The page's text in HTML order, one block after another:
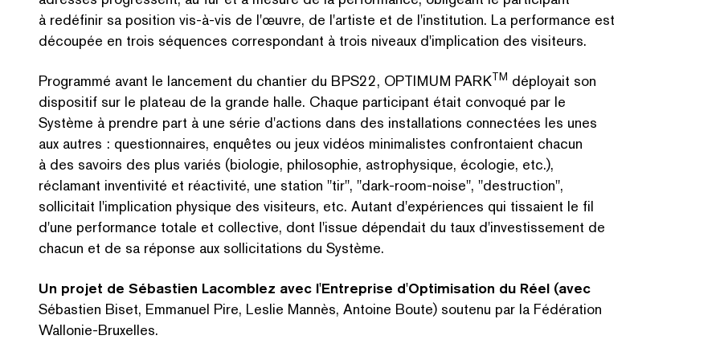
à redéfinir sa position vis-à-vis de l'œuvre, de l'artiste et de l'institution. La performance est
découpée en trois séquences cor­re­spon­dant à trois niveaux d'implication des visiteurs.
Programmé avant le lancement du chantier du BPS22, OPTIMUM PARKTM déployait son
dispositif sur le plateau de la grande halle. Chaque participant était convoqué par le
Système à prendre part à une série d'actions dans des instal­la­tions connectées les unes
aux autres : ques­tion­naires, enquêtes ou jeux vidéos min­i­mal­istes con­frontaient chacun
à des savoirs des plus variés (biologie, philosophie, astro­physique, écologie, etc.),
réclamant inventivité et réactivité, une station "tir", "dark-room-noise", "destruction",
sollicitait l'implication physique des visiteurs, etc. Autant d'expériences qui tissaient le fil
d'une performance totale et collective, dont l'issue dépendait du taux d'investissement de
chacun et de sa réponse aux sol­lic­i­ta­tions du Système.
Un projet de Sébastien Lacomblez avec l'Entreprise d'Optimisation du Réel (avec
Sébastien Biset, Emmanuel Pire, Leslie Mannès, Antoine Boute) soutenu par la Fédération
Wallonie-Bruxelles.